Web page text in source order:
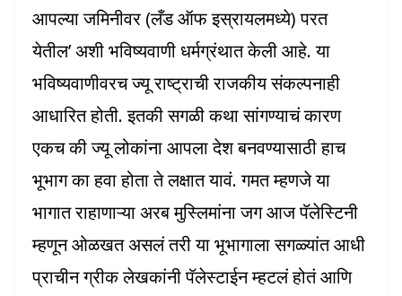
आपल्या जमिनीवर (लँड ऑफ इस्रायलमध्ये) परत
येतील’ अशी भविष्यवाणी धर्मग्रंथात केली आहे. या
भविष्यवाणीवरच ज्यू राष्ट्राची राजकीय संकल्पनाही
आधारित होती. इतकी सगळी कथा सांगण्याचं कारण
एकच की ज्यू लोकांना आपला देश बनवण्यासाठी हाच
भूभाग का हवा होता ते लक्षात यावं. गमत म्हणजे या
भागात राहाणाऱ्या अरब मुस्लिमांना जग आज पॅलेस्टिनी
म्हणून ओळखत असलं तरी या भूभागाला सगळ्यांत आधी
प्राचीन ग्रीक लेखकांनी पॅलेस्टाईन म्हटलं होतं आणि